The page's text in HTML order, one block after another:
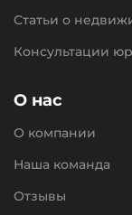
Статьи о
Консультации
О нас
О компании
Наша команда
Отзывы